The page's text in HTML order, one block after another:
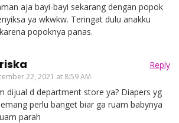
aja bayi-bayi sekarang dengan popok
ya wkwkw. Teringat dulu anakku
popoknya panas.
22, 2021 at 8:59 AM
Reply
dijual d department store ya? Diapers yg
perlu banget biar ga ruam babynya
parah